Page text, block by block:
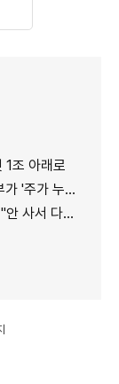
1조 아래로
칼 빼든 이유
시 덮친 '조모'